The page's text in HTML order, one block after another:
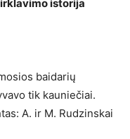
istorija
baidarių
tik kauniečiai.
A. ir M. Rudzinskai